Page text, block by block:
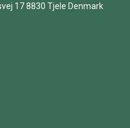
17 8830 Tjele Denmark